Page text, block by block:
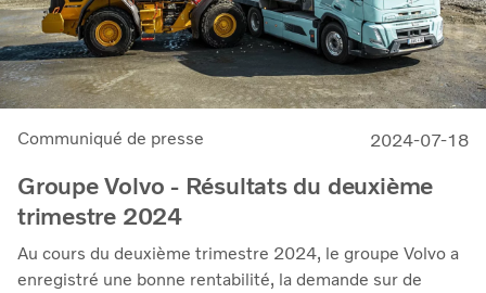
Communiqué de presse 2024-07-18
Groupe Volvo - Résultats du deuxième
trimestre 2024
Au cours du deuxième trimestre 2024, le groupe Volvo a
enregistré une bonne rentabilité, la demande sur de